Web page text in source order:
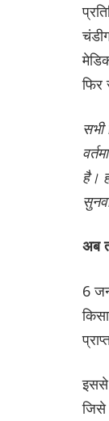
फिर
सभी
है।
अब
6
इससे
जिसे